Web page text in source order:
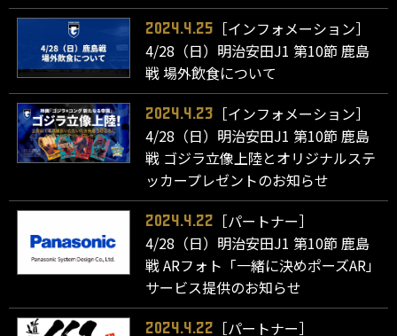
2024.4.25
［インフォメーション］
4/28（日）明治安田J1 第10節 鹿島
戦 場外飲食について
2024.4.23
［インフォメーション］
4/28（日）明治安田J1 第10節 鹿島
戦 ゴジラ立像上陸とオリジナルステ
ッカープレゼントのお知らせ
2024.4.22
［パートナー］
4/28（日）明治安田J1 第10節 鹿島
戦 ARフォト「一緒に決めポーズAR」
サービス提供のお知らせ
2024.4.22
［パートナー］